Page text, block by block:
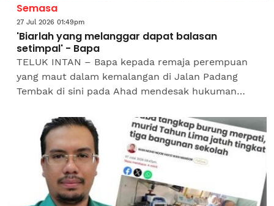
Semasa
27 Jul 2026 01:49pm
'Biarlah yang melanggar dapat balasan
setimpal' - Bapa
TELUK INTAN – Bapa kepada remaja perempuan
yang maut dalam kemalangan di Jalan Padang
Tembak di sini pada Ahad mendesak hukuman
menyebabkan kehilangan dua...